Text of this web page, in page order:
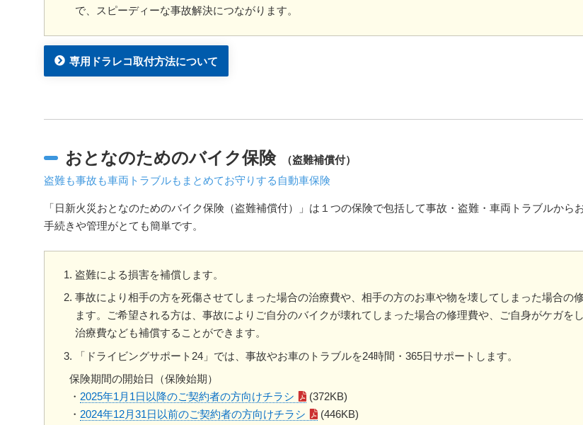
で、スピーディーな事故解決につながります。
専用ドラレコ取付方法について
おとなのためのバイク保険
（盗難補償付）
盗難も事故も車両トラブルもまとめてお守りする自動車保険
「日新火災おとなのためのバイク保険（盗難補償付）」は１つの保険で包括して事故・盗難・車両トラブルから
手続きや管理がとても簡単です。
盗難による損害を補償します。
事故により相手の方を死傷させてしまった場合の治療費や、相手の方のお車や物を壊してしまった場合の
ます。ご希望される方は、事故によりご自分のバイクが壊れてしまった場合の修理費や、ご自身がケガを
治療費なども補償することができます。
「ドライビングサポート24」では、事故やお車のトラブルを24時間・365日サポートします。
保険期間の開始日（保険始期）
・ 2025年1月1日以降のご契約者の方向けチラシ
(372KB)
・ 2024年12月31日以前のご契約者の方向けチラシ
(446KB)